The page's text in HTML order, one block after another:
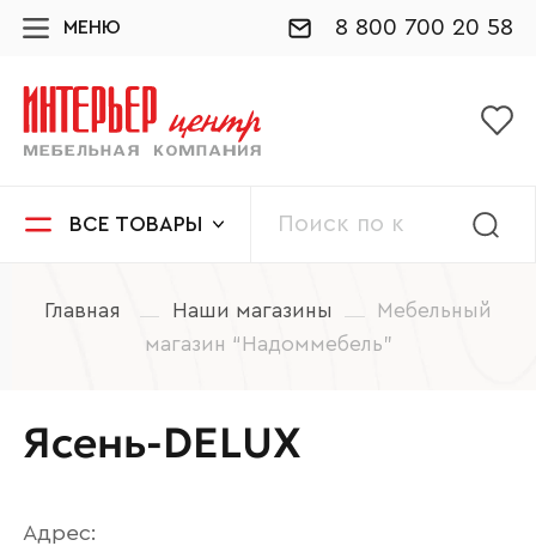
МЕНЮ 8 800 700 20 58
ВСЕ ТОВАРЫ
Главная Наши магазины
Мебельный
магазин “Надоммебель”
Ясень-DELUX
Адрес: